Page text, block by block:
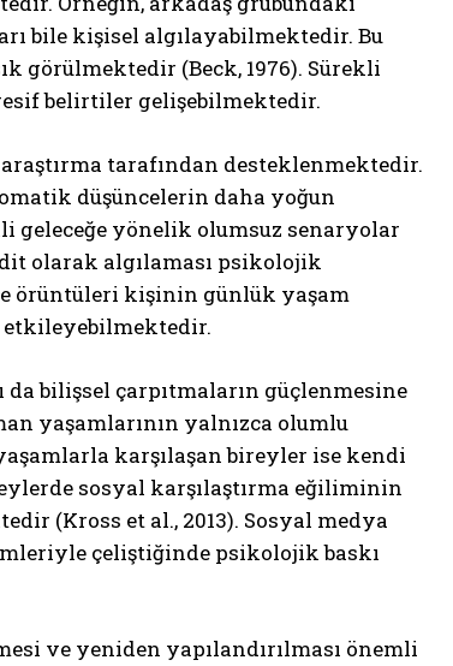
bile kişisel algılayabilmektedir. Bu
görülmektedir (Beck, 1976). Sürekli
belirtiler gelişebilmektedir.
tarafından desteklenmektedir.
düşüncelerin daha yoğun
geleceğe yönelik olumsuz senaryolar
olarak algılaması psikolojik
örüntüleri kişinin günlük yaşam
etkileyebilmektedir.
bilişsel çarpıtmaların güçlenmesine
yaşamlarının yalnızca olumlu
karşılaşan bireyler ise kendi
sosyal karşılaştırma eğiliminin
(Kross et al., 2013). Sosyal medya
çeliştiğinde psikolojik baskı
ve yeniden yapılandırılması önemli